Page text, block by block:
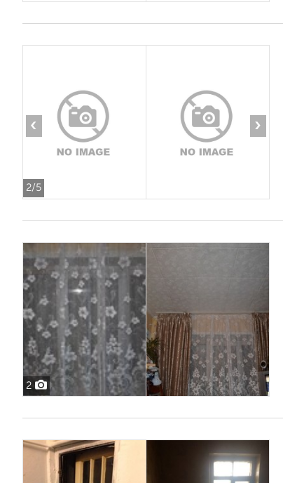
2/5
‹ ›
2